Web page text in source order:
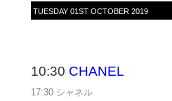
TUESDAY 01ST OCTOBER 2019
10:30 CHANEL
17:30 シャネル